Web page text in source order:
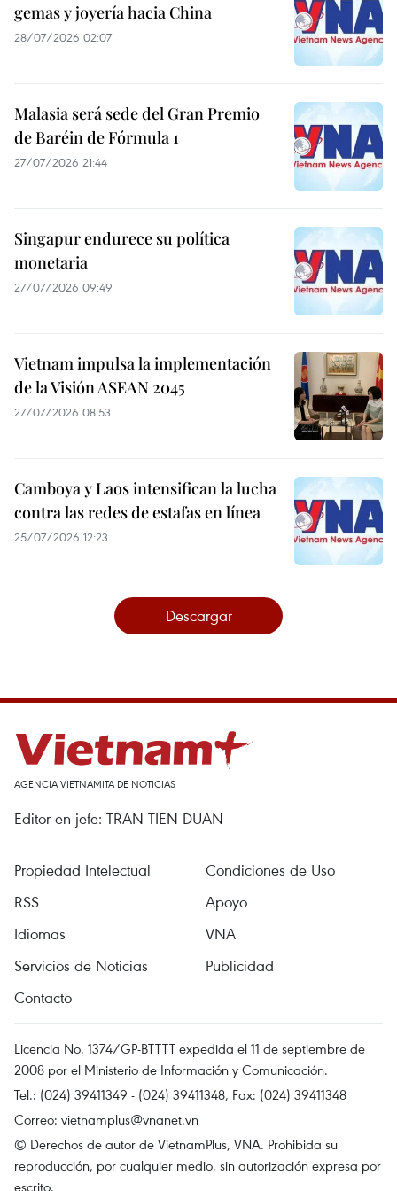
gemas y joyería hacia China
28/07/2026 02:07
Malasia será sede del Gran Premio
de Baréin de Fórmula 1
27/07/2026 21:44
Singapur endurece su política
monetaria
27/07/2026 09:49
Vietnam impulsa la implementación
de la Visión ASEAN 2045
27/07/2026 08:53
Camboya y Laos intensifican la lucha
contra las redes de estafas en línea
25/07/2026 12:23
Descargar
AGENCIA VIETNAMITA DE NOTICIAS
Editor en jefe: TRAN TIEN DUAN
Propiedad Intelectual
Condiciones de Uso
RSS
Apoyo
Idiomas
VNA
Servicios de Noticias
Publicidad
Contacto
Licencia No. 1374/GP-BTTTT expedida el 11 de septiembre de
2008 por el Ministerio de Información y Comunicación.
Tel.: (024) 39411349 - (024) 39411348, Fax: (024) 39411348
Correo: vietnamplus@vnanet.vn
© Derechos de autor de VietnamPlus, VNA. Prohibida su
reproducción, por cualquier medio, sin autorización expresa por
escrito.